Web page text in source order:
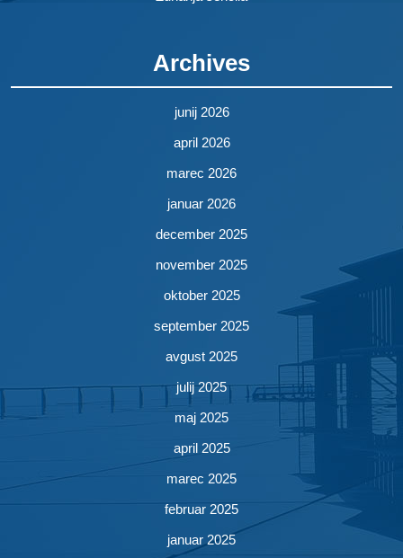
Archives
junij 2026
april 2026
marec 2026
januar 2026
december 2025
november 2025
oktober 2025
september 2025
avgust 2025
julij 2025
maj 2025
april 2025
marec 2025
februar 2025
januar 2025